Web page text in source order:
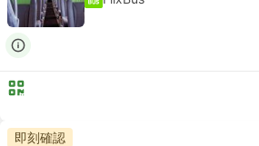
即刻確認